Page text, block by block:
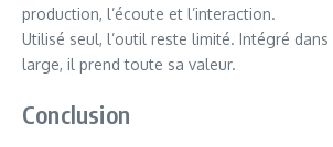
production, l’écoute et l’interaction.
Utilisé seul, l’outil reste limité. Intégré
large, il prend toute sa valeur.
Conclusion